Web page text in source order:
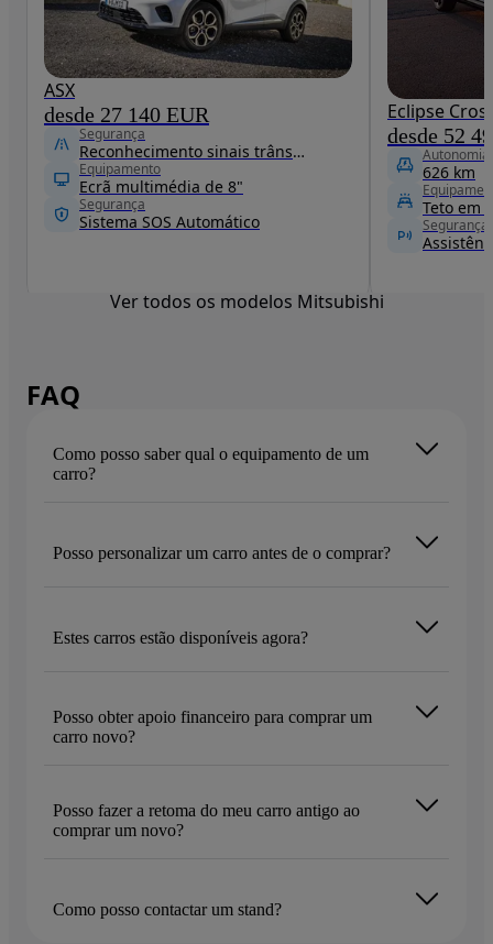
ASX
desde 27 140 EUR
Segurança
Reconhecimento sinais trânsito
Equipamento
Ecrã multimédia de 8"
Segurança
Sistema SOS Automático
Eclipse
desde 52
Autonomia
626 km
Teto em
Segurança
Ver todos os modelos Mitsubishi
FAQ
Como posso saber qual o equipamento de um
carro?
Posso personalizar um carro antes de o comprar?
Estes carros estão disponíveis agora?
Posso obter apoio financeiro para comprar um
carro novo?
Posso fazer a retoma do meu carro antigo ao
comprar um novo?
Como posso contactar um stand?